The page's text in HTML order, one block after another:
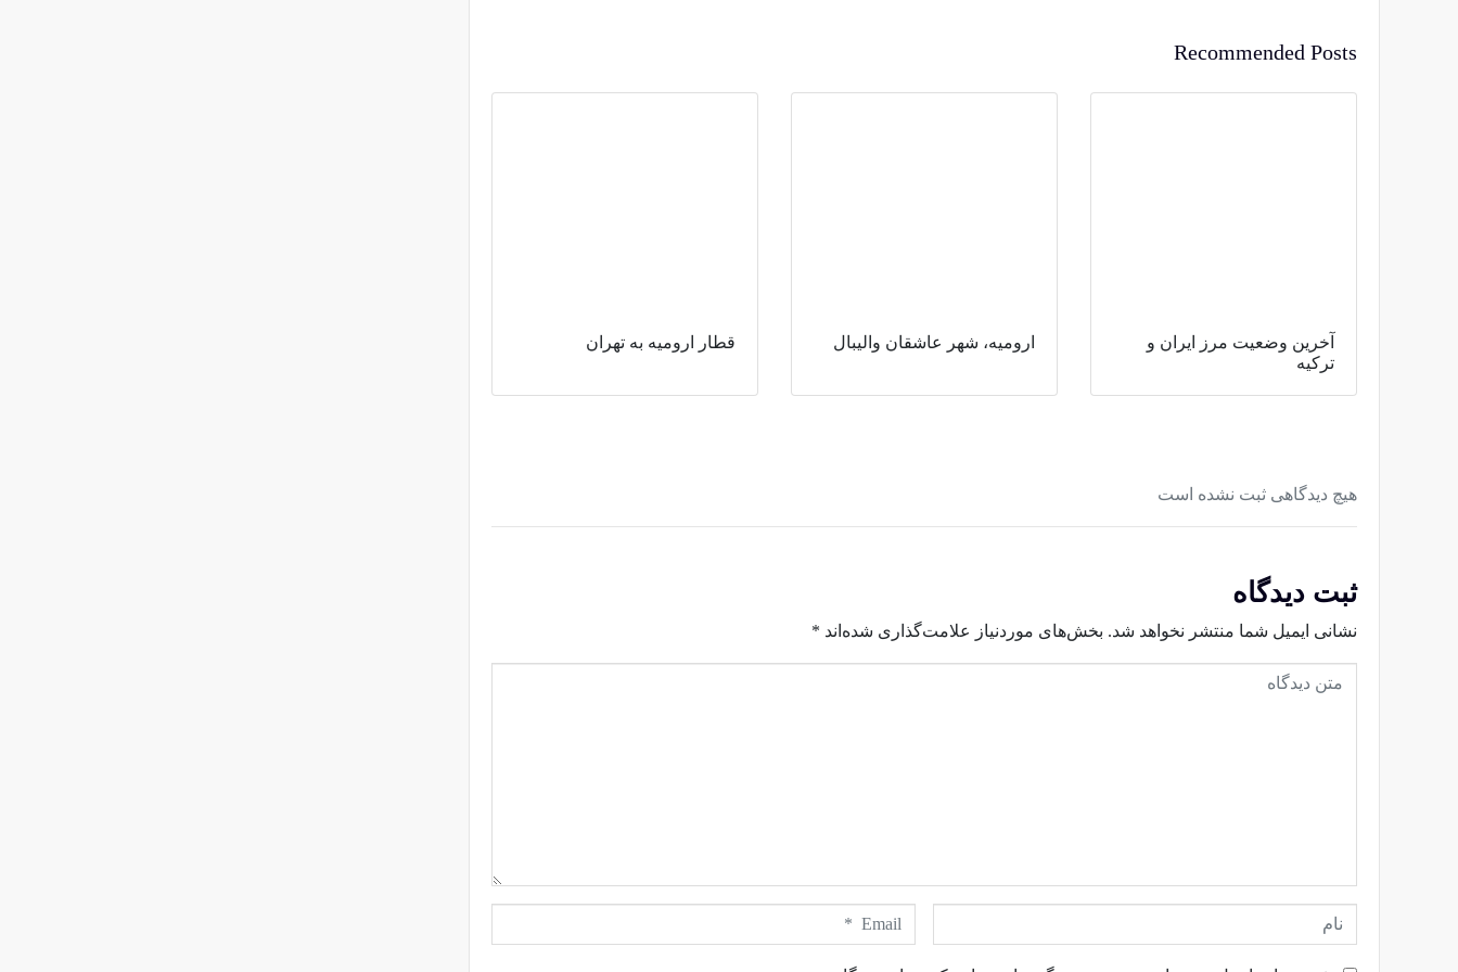
Recommended Posts
آخرین وضعیت مرز ایران و
ترکیه
ارومیه، شهر عاشقان والیبال قطار ارومیه به تهران
هیچ دیدگاهی ثبت نشده است
ثبت دیدگاه
نشانی ایمیل شما منتشر نخواهد شد. بخش‌های موردنیاز علامت‌گذاری شده‌اند *
ه
ا
m